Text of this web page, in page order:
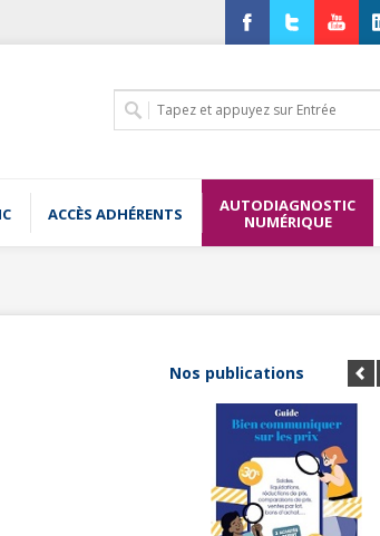
ACCÈS ADHÉRENTS
AUTODIAGNOSTIC
NUMÉRIQUE
Nos publications